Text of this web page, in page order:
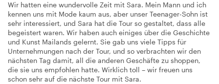
Wir hatten eine wundervolle Zeit mit Sara. Mein Mann und ich
kennen uns mit Mode kaum aus, aber unser Teenager-Sohn ist
sehr interessiert, und Sara hat die Tour so gestaltet, dass alle
begeistert waren. Wir haben auch einiges über die Geschichte
und Kunst Mailands gelernt. Sie gab uns viele Tipps für
Unternehmungen nach der Tour, und so verbrachten wir den
nächsten Tag damit, all die anderen Geschäfte zu shoppen,
die sie uns empfohlen hatte. Wirklich toll – wir freuen uns
schon sehr auf die nächste Tour mit Sara.